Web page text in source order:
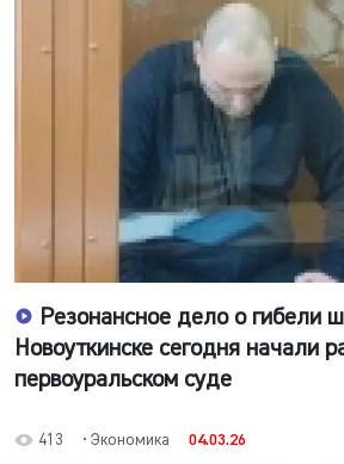
Резонансное дело о гибели
Новоуткинске сегодня начали
первоуральском суде
413 • Экономика 04.03.26